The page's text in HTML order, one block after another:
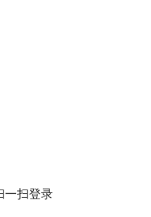
一扫登录